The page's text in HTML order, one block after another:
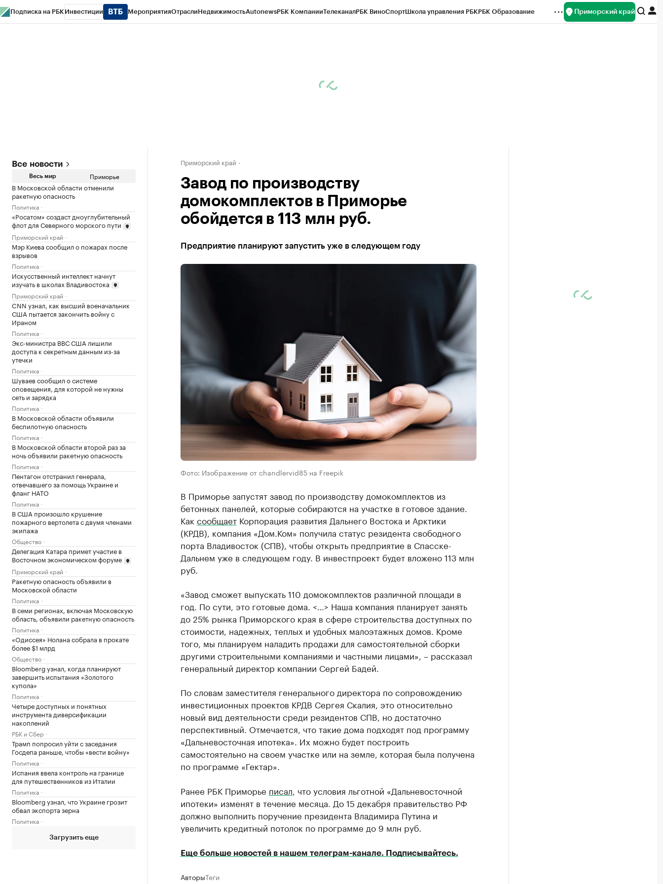
Подписка на РБК Инвестиции МероприятияОтраслиНедвижимостьAutonewsРБК КомпанииТелеканалРБК ВиноСпортШкола управления РБКРБК Образование Приморский край
Все новости
Весь мир Приморье
В Московской области отменили
ракетную опасность
Политика
«Росатом» создаст дноуглубительный
флот для Северного морского пути
Приморский край
Мэр Киева сообщил о пожарах после
взрывов
Политика
Искусственный интеллект начнут
изучать в школах Владивостока
Приморский край
CNN узнал, как высший военачальник
США пытается закончить войну с
Ираном
Политика
Экс-министра ВВС США лишили
доступа к секретным данным из-за
утечки
Политика
Шуваев сообщил о системе
оповещения, для которой не нужны
сеть и зарядка
Политика
В Московской области объявили
беспилотную опасность
Политика
В Московской области второй раз за
ночь объявили ракетную опасность
Политика
Пентагон отстранил генерала,
отвечавшего за помощь Украине и
фланг НАТО
Политика
В США произошло крушение
пожарного вертолета с двумя членами
экипажа
Общество
Делегация Катара примет участие в
Восточном экономическом форуме
Приморский край
Ракетную опасность объявили в
Московской области
Политика
В семи регионах, включая Московскую
область, объявили ракетную опасность
Политика
«Одиссея» Нолана собрала в прокате
более $1 млрд
Общество
Bloomberg узнал, когда планируют
завершить испытания «Золотого
купола»
Политика
Четыре доступных и понятных
инструмента диверсификации
накоплений
РБК и Сбер
Трамп попросил уйти с заседания
Госдепа раньше, чтобы «вести войну»
Политика
Испания ввела контроль на границе
для путешественников из Италии
Политика
Bloomberg узнал, что Украине грозит
обвал экспорта зерна
Политика
Загрузить еще
Приморский край
Завод по производству
домокомплектов в Приморье
обойдется в 113 млн руб.
Предприятие планируют запустить уже в следующем году
Фото: Изображение от chandlervid85 на Freepik
В Приморье запустят завод по производству домокомплектов из
бетонных панелей, которые собираются на участке в готовое здание.
Как сообщаетКорпорация развития Дальнего Востока и Арктики
(КРДВ), компания «Дом.Ком» получила статус резидента свободного
порта Владивосток (СПВ), чтобы открыть предприятие в Спасске-
Дальнем уже в следующем году. В инвестпроект будет вложено 113 млн
руб.
«Завод сможет выпускать 110 домокомплектов различной площади в
год. По сути, это готовые дома. <…> Наша компания планирует занять
до 25% рынка Приморского края в сфере строительства доступных по
стоимости, надежных, теплых и удобных малоэтажных домов. Кроме
того, мы планируем наладить продажи для самостоятельной сборки
другими строительными компаниями и частными лицами», – рассказал
генеральный директор компании Сергей Бадей.
По словам заместителя генерального директора по сопровождению
инвестиционных проектов КРДВ Сергея Скалия, это относительно
новый вид деятельности среди резидентов СПВ, но достаточно
перспективный. Отмечается, что такие дома подходят под программу
«Дальневосточная ипотека». Их можно будет построить
самостоятельно на своем участке или на земле, которая была получена
по программе «Гектар».
Ранее РБК Приморье писал , что условия льготной «Дальневосточной
ипотеки» изменят в течение месяца. До 15 декабря правительство РФ
должно выполнить поручение президента Владимира Путина и
увеличить кредитный потолок по программе до 9 млн руб.
Еще больше новостей в нашем телеграм-канале. Подписывайтесь.
АвторыТеги